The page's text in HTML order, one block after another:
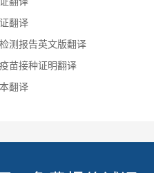
翻译
测报告英文版翻译
苗接种证明翻译
翻译